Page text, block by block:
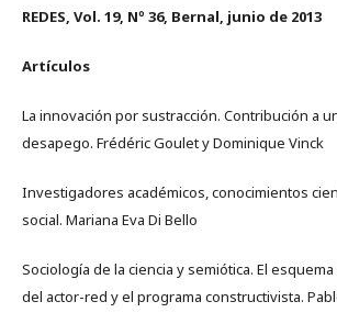
REDES, Vol. 19, Nº 36, Bernal, junio de 2013
Artículos
La innovación por sustracción. Contribución a
desapego. Frédéric Goulet y Dominique Vinck
Investigadores académicos, conocimientos
social. Mariana Eva Di Bello
Sociología de la ciencia y semiótica. El
del actor-red y el programa constructivista.